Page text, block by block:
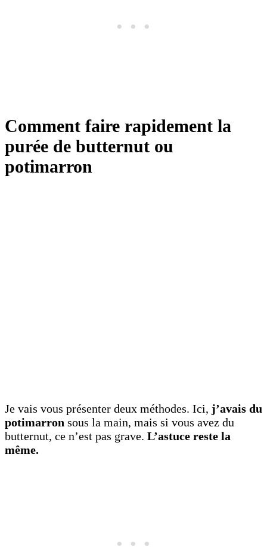
Comment faire rapidement la
purée de butternut ou
potimarron
Je vais vous présenter deux méthodes. Ici, j’avais du
potimarron sous la main, mais si vous avez du
butternut, ce n’est pas grave. L’astuce reste la
même.